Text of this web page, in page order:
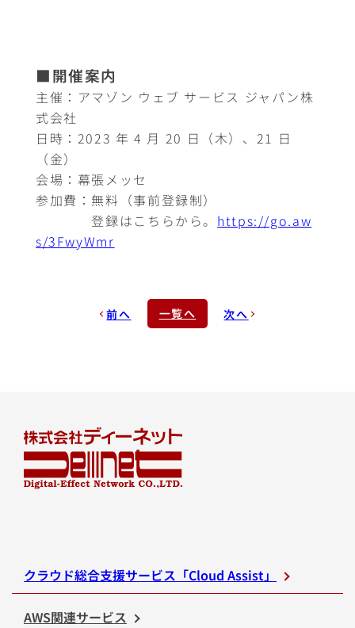
■開催案内
主催：アマゾン ウェブ サービス ジャパン株
式会社
日時：2023 年 4 月 20 日（木）、21 日
（金）
会場：幕張メッセ
参加費：無料（事前登録制）
登録はこちらから。 https://go.aw
s/3FwyWmr
前へ 一覧へ 次へ
クラウド総合支援サービス「Cloud Assist」
AWS関連サービス